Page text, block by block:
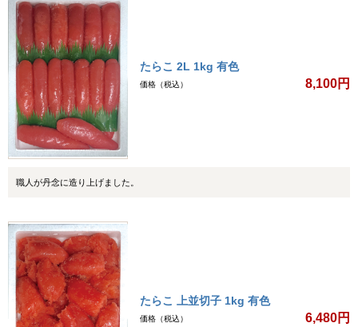
たらこ 2L 1kg 有色
価格（税込） 8,100円
職人が丹念に造り上げました。
たらこ 上並切子 1kg 有色
価格（税込） 6,480円